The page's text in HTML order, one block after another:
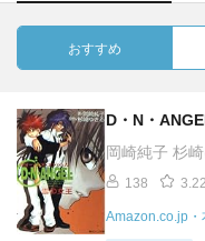
おすすめ
D・N・
岡崎純子 杉
138 3.22
Amazon.co.jp・